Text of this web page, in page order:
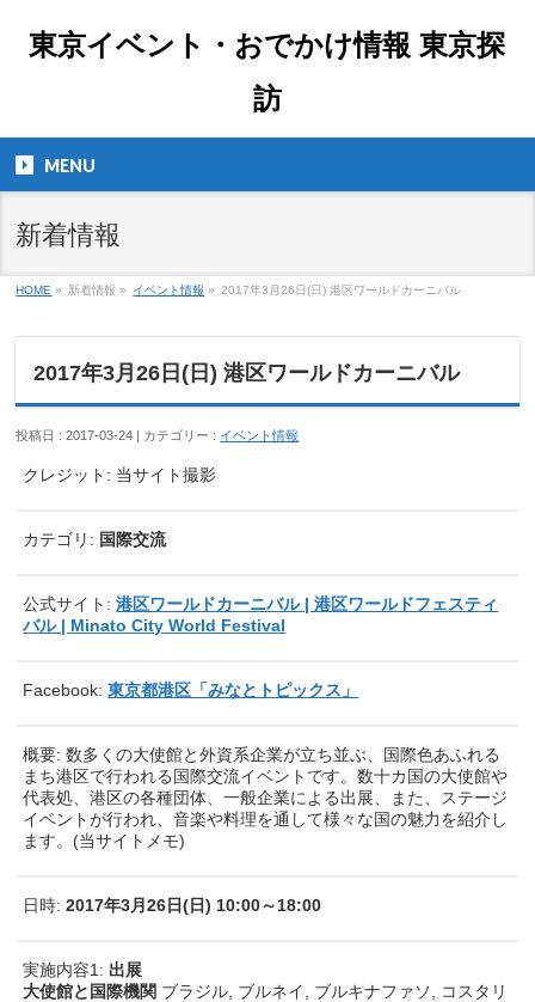
東京イベント・おでかけ情報 東京探
訪
MENU
新着情報
HOME » 新着情報 » イベント情報 » 2017年3月26日(日) 港区ワールドカーニバル
2017年3月26日(日) 港区ワールドカーニバル
投稿日 : 2017-03-24 | カテゴリー : イベント情報
クレジット: 当サイト撮影
カテゴリ: 国際交流
公式サイト:港区ワールドカーニバル | 港区ワールドフェスティ
バル | Minato City World Festival
Facebook:東京都港区「みなとトピックス」
概要: 数多くの大使館と外資系企業が立ち並ぶ、国際色あふれる
まち港区で行われる国際交流イベントです。数十カ国の大使館や
代表処、港区の各種団体、一般企業による出展、また、ステージ
イベントが行われ、音楽や料理を通して様々な国の魅力を紹介し
ます。(当サイトメモ)
日時:2017年3月26日(日) 10:00～18:00
実施内容1: 出展
大使館と国際機関 ブラジル, ブルネイ, ブルキナファソ, コスタリ